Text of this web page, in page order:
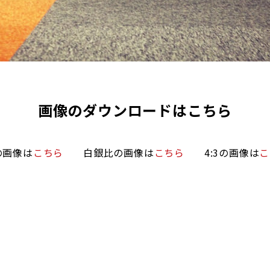
画像のダウンロードはこちら
像はこちら 白銀比の画像はこちら 4:3の画像は